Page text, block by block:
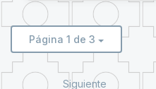
Página 1 de 3
Siguiente